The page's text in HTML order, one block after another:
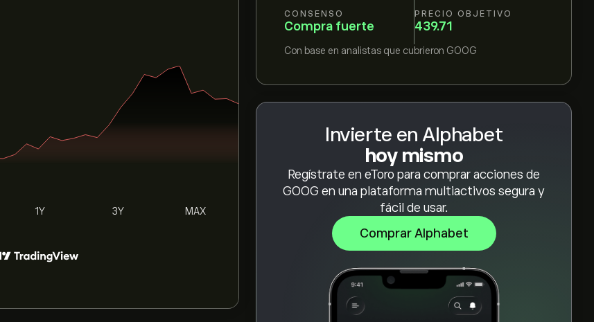
CONSENSO
Compra fuerte
PRECIO OBJETIVO
439.71
Con base en analistas que cubrieron GOOG
Invierte en Alphabet
hoy mismo
Regístrate en eToro para comprar acciones de
GOOG en una plataforma multiactivos segura y
fácil de usar.
Comprar Alphabet
1Y 3Y MAX